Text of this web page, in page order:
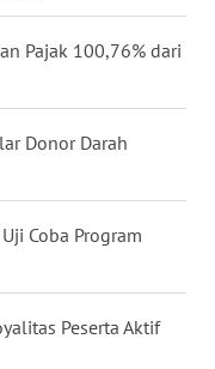
Pajak 100,76% dari
Donor Darah
Coba Program
Peserta Aktif